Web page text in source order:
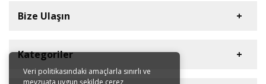
Veri politikasındaki amaçlarla sınırlı ve
mevzuata uygun şekilde çerez
Bize Ulaşın
Kategoriler